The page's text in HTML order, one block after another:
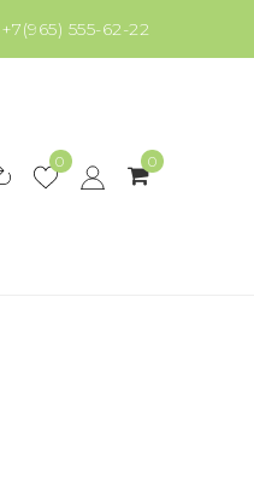
+7(965) 555-62-22
0 0